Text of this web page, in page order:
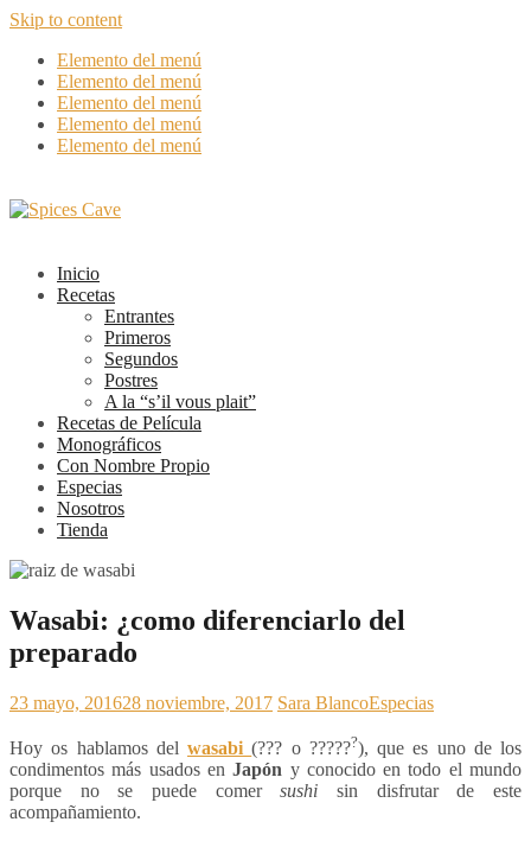
Skip to content
Elemento del menú
Elemento del menú
Elemento del menú
Elemento del menú
Elemento del menú
Inicio
Recetas
Entrantes
Primeros
Segundos
Postres
A la “s’il vous plait”
Recetas de Película
Monográficos
Con Nombre Propio
Especias
Nosotros
Tienda
Wasabi: ¿como diferenciarlo del
preparado
23 mayo, 201628 noviembre, 2017 Sara BlancoEspecias
Hoy os hablamos del wasabi (??? o ??????), que es uno de los
condimentos más usados enJapón y conocido en todo el mundo
porque no se puede comersushi sin disfrutar de este
acompañamiento.